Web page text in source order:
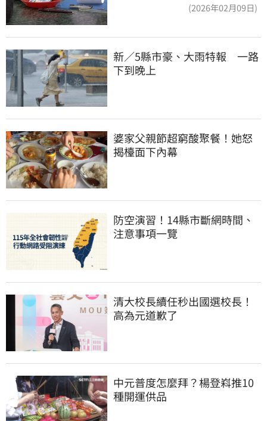
(2026年02月09日)
新／5縣市豪、大雨特報　一路
下到晚上
婆家父親節超窮酸聚餐！她怒
揭檯面下內幕
防空演習！14縣市斷網時間、
注意事項一覽
清大校長續任秒出國選校長！
高為元道歉了
中元普度怎麼拜？楊登嵙推10
種開運供品